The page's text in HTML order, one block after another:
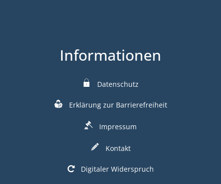
Informationen
Datenschutz
Erklärung zur Barrierefreiheit
Impressum
Kontakt
Digitaler Widerspruch